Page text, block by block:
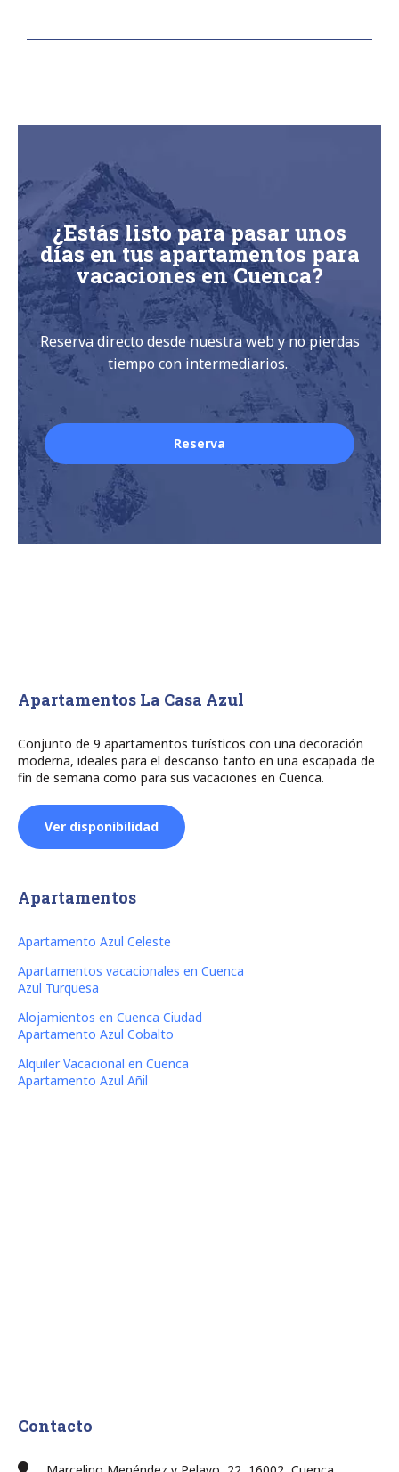
¿Estás listo para pasar unos
días en tus apartamentos para
vacaciones en Cuenca?
Reserva directo desde nuestra web y no pierdas
tiempo con intermediarios.
Reserva
Apartamentos La Casa Azul
Conjunto de 9 apartamentos turísticos con una decoración
moderna, ideales para el descanso tanto en una escapada de
fin de semana como para sus vacaciones en Cuenca.
Ver disponibilidad
Apartamentos
Apartamento Azul Celeste
Apartamentos vacacionales en Cuenca
Azul Turquesa
Alojamientos en Cuenca Ciudad
Apartamento Azul Cobalto
Alquiler Vacacional en Cuenca
Apartamento Azul Añil
Contacto